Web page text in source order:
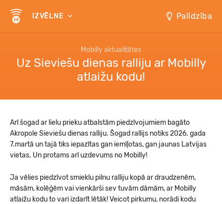
IZVĒLNE Palīdzība
Mobilly aktualitātes
Uz Sieviešu dienas ralliju ar Mobilly
atlaižu kodu!
Arī šogad ar lielu prieku atbalstām piedzīvojumiem bagāto
Akropole Sieviešu dienas ralliju. Šogad rallijs notiks 2026. gada
7.martā un tajā tiks iepazītas gan iemīļotas, gan jaunas Latvijas
vietas. Un protams arī uzdevums no Mobilly!
Ja vēlies piedzīvot smieklu pilnu ralliju kopā ar draudzenēm,
māsām, kolēģēm vai vienkārši sev tuvām dāmām, ar Mobilly
atlaižu kodu to vari izdarīt lētāk! Veicot pirkumu, norādi kodu